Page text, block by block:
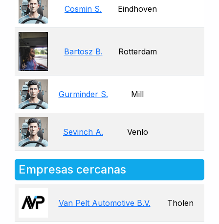
Cosmin S. Eindhoven
Bartosz B. Rotterdam
Gurminder S. Mill
Sevinch A. Venlo
Empresas cercanas
Van Pelt Automotive B.V. Tholen